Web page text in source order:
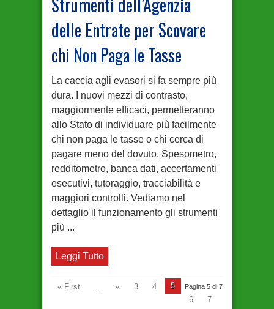
delle Entrate per Scovare
chi Non Paga le Tasse
La caccia agli evasori si fa sempre più
dura. I nuovi mezzi di contrasto,
maggiormente efficaci, permetteranno
allo Stato di individuare più facilmente
chi non paga le tasse o chi cerca di
pagare meno del dovuto. Spesometro,
redditometro, banca dati, accertamenti
esecutivi, tutoraggio, tracciabilità e
maggiori controlli. Vediamo nel
dettaglio il funzionamento gli strumenti
più ...
Leggi Tutto
Pagina 5 di 7
« First ... « 3 4
5
6
7